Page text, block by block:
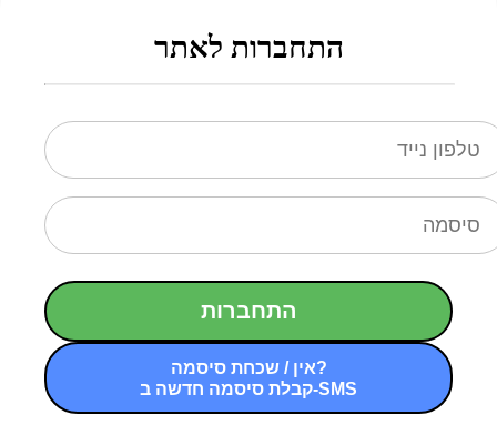
התחברות לאתר
התחברות
אין / שכחת סיסמה?
קבלת סיסמה חדשה ב-SMS